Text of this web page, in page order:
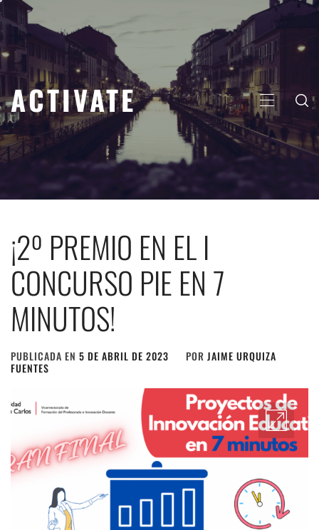
Saltar
al
contenido
ACTIVATE
MENÚ
¡2º PREMIO EN EL I
CONCURSO PIE EN 7
MINUTOS!
PUBLICADA EN 5 DE ABRIL DE 2023 POR JAIME URQUIZA
FUENTES